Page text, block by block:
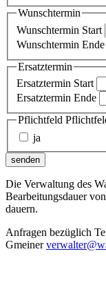
Wunschtermin
Wunschtermin Start
Wunschtermin Ende
Ersatztermin
Ersatztermin Start
Ersatztermin Ende
Pflichtfeld
ja
senden
Die Verwaltung des
Bearbeitungsdauer
dauern.
Anfragen bezüglich
Gmeiner